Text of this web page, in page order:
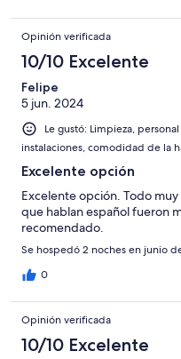
Opinión verificada
10/10 Excelente
Felipe
5 jun. 2024
Le gustó: Limpieza,
instalaciones, comodidad de la
Excelente opción
Excelente opción. Todo
que hablan español fueron
recomendado.
Se hospedó 2 noches en junio
0
Opinión verificada
10/10 Excelente